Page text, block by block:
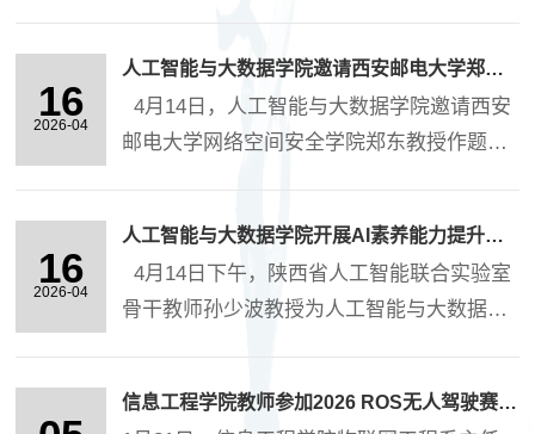
实践共同体的复合型人才培养机制探析》成
功入选大会论文集。 本届会议由中国电子
学会、西安电子科技大学主办，....
(ISEMC)由中国电子学会电磁兼容分会创
办，始办于1993年，是电磁兼容领域最具影
响力的国际学术平台之一。会议涵盖基础理
等广泛领域的最新研究成果。 会上，张松
昌博士作为分会主席主持了"通信系统无源互
调干扰"分会场，并做了题为《....
16
2026-04
人工智能与大数据学院邀请西安邮电大学郑东教授做学术报告
4月14日，人工智能与大数据学院邀请西安
邮电大学网络空间安全学院郑东教授作题为
系全体教师参加。 郑教授系统梳理当前网
络安全主要威胁类型，结合典型案例解读我
国近年网络安全政策法规与国家战略布局，
据安全技术原理至金融、政务、物联网、大
数据治理等应用场景展开专业论述。 报告
16
2026-04
人工智能与大数据学院开展AI素养能力提升专题培训活动
4月14日下午，陕西省人工智能联合实验室
骨干教师孙少波教授为人工智能与大数据学
等教育的深刻影响。报告系统阐述“AI是什
信息工程学院教师参加2026 ROS无人驾驶赛事合作者大会